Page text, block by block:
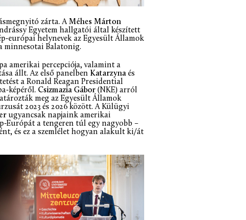
zárta. A Méhes Márton
Egyetem hallgatói által készített
európai helynevek az Egyesült Államok
minnesotai Balatonig.
amerikai percepciója, valamint a
állt. Az első panelben Katarzyna és
a Ronald Reagan Presidential
képéről. Csizmazia Gábor (NKE) arról
meg az Egyesült Államok
2023 és 2026 között. A Külügyi
ugyancsak napjaink amerikai
a tengeren túl egy nagyobb –
és ez a szemlélet hogyan alakult ki/át